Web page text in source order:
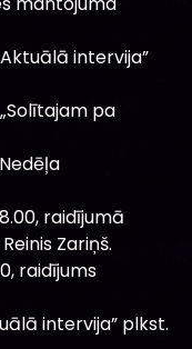
intervija”
pa
raidījumā
Zariņš.
raidījums
intervija” plkst.